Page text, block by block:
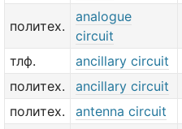
политех.
analogue
circuit
тлф. ancillary circuit
политех.
ancillary circuit
политех.
antenna circuit